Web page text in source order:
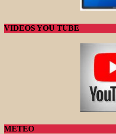
VIDEOS YOU TUBE
METEO